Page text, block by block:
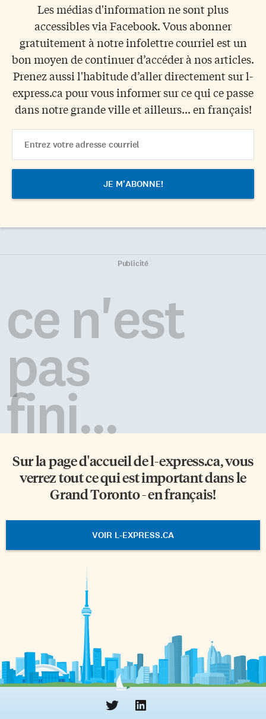
Les médias d'information ne sont plus
accessibles via Facebook. Vous abonner
gratuitement à notre infolettre courriel est un
bon moyen de continuer d’accéder à nos articles.
Prenez aussi l'habitude d’aller directement sur l-
express.ca pour vous informer sur ce qui ce passe
dans notre grande ville et ailleurs... en français!
Address
Publicité
ce n'est
pas
fini...
Sur la page d'accueil del-express.ca, vous
verrez tout ce qui est important dans le
Grand Toronto - en français!
VOIR L-EXPRESS.CA